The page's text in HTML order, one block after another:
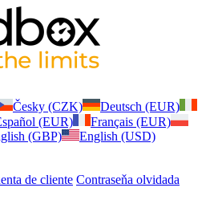
Česky (CZK)
Deutsch (EUR)
(EUR)
Français (EUR)
(GBP) English (USD)
de cliente Contraseňa olvidada